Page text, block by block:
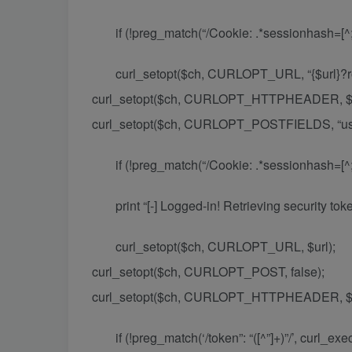
if (!preg_match(“/Cookie:
curl_setopt($ch, CURLOPT_URL,
curl_setopt($ch, CURLOPT_HTTPHEADER,
curl_setopt($ch, CURLOPT_POSTFIELDS,
if (!preg_match(“/Cookie:
print “[-] Logged-in! Retrieving security
curl_setopt($ch, CURLOPT_URL, $url);
curl_setopt($ch, CURLOPT_POST, false);
curl_setopt($ch, CURLOPT_HTTPHEADER,
if (!preg_match(‘/token”: “([^”]+)”/’,